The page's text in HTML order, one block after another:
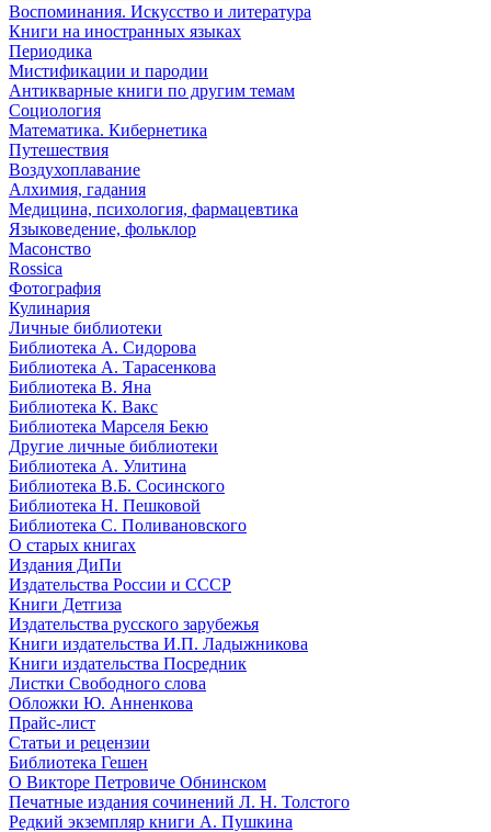
Воспоминания. Искусство и литература
Книги на иностранных языках
Периодика
Мистификации и пародии
Антикварные книги по другим темам
Социология
Математика. Кибернетика
Путешествия
Воздухоплавание
Алхимия, гадания
Медицина, психология, фармацевтика
Языковедение, фольклор
Масонство
Rossica
Фотография
Кулинария
Личные библиотеки
Библиотека А. Сидорова
Библиотека А. Тарасенкова
Библиотека В. Яна
Библиотека К. Вакс
Библиотека Марселя Бекю
Другие личные библиотеки
Библиотека А. Улитина
Библиотека В.Б. Сосинского
Библиотека Н. Пешковой
Библиотека С. Поливановского
О старых книгах
Издания ДиПи
Издательства России и СССР
Книги Детгиза
Издательства русского зарубежья
Книги издательства И.П. Ладыжникова
Книги издательства Посредник
Листки Свободного слова
Обложки Ю. Анненкова
Прайс-лист
Статьи и рецензии
Библиотека Гешен
О Викторе Петровиче Обнинском
Печатные издания сочинений Л. Н. Толстого
Редкий экземпляр книги А. Пушкина